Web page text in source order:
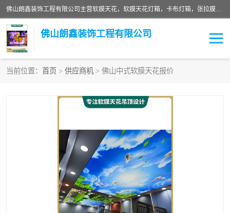
佛山朗鑫装饰工程有限公司主营软膜天花，软膜天花灯箱，卡布灯箱，张拉膜等产品，价格实惠，支持定制；公司专业装饰铺面，家居，会展特装，软膜等工程，技能精良人员，安装快、价格合理，质量保证、热诚与各方有识人士合作，欢迎新老客户来电咨询。
佛山朗鑫装饰工程有限公司
当前位置： 首页 > 供应商机 > 佛山中式软膜天花报价